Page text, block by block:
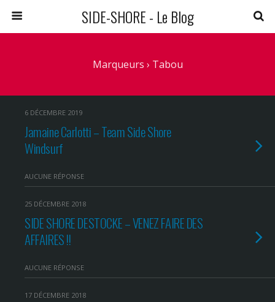
SIDE-SHORE - Le Blog
Marqueurs › Tabou
6 DÉCEMBRE 2019
Jamaine Carlotti – Team Side Shore
Windsurf
AUCUNE RÉPONSE
25 DÉCEMBRE 2018
SIDE SHORE DESTOCKE – VENEZ FAIRE DES
AFFAIRES !!
AUCUNE RÉPONSE
17 DÉCEMBRE 2018